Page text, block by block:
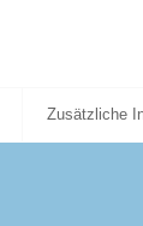
Zusätzliche